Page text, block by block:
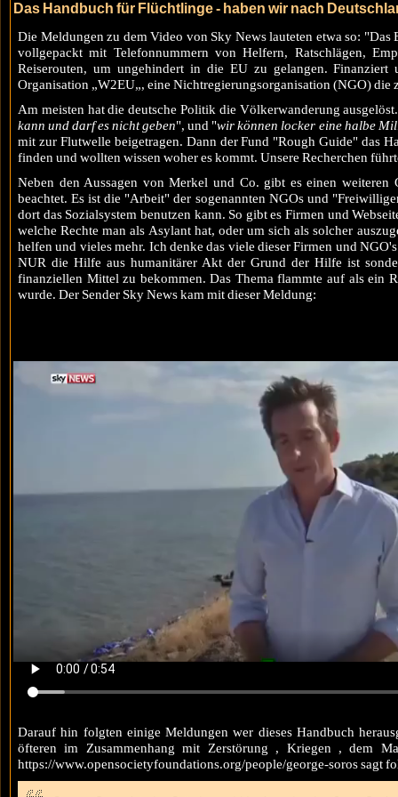
Das Handbuch für Flüchtlinge - haben wir nach
Die Meldungen zu dem Video von Sky News lauteten etwa so:
vollgepackt mit Telefonnummern von Helfern, Ratschlägen,
Reiserouten, um ungehindert in die EU zu gelangen.
Organisation „W2EU„, eine Nichtregierungsorganisation (NGO)
Am meisten hat die deutsche Politik die Völkerwanderung
kann und darf es nicht geben", und "wir können locker eine halbe
mit zur Flutwelle beigetragen. Dann der Fund "Rough Guide" das
finden und wollten wissen woher es kommt. Unsere Recherchen
Neben den Aussagen von Merkel und Co. gibt es einen
beachtet. Es ist die "Arbeit" der sogenannten NGOs und
dort das Sozialsystem benutzen kann. So gibt es Firmen und
welche Rechte man als Asylant hat, oder um sich als solcher
helfen und vieles mehr. Ich denke das viele dieser Firmen und
NUR die Hilfe aus humanitärer Akt der Grund der Hilfe ist
finanziellen Mittel zu bekommen. Das Thema flammte auf als ein
wurde. Der Sender Sky News kam mit dieser Meldung:
Darauf hin folgten einige Meldungen wer dieses Handbuch
öfteren im Zusammenhang mit Zerstörung , Kriegen , dem
https://www.opensocietyfoundations.org/people/george-soros sagt